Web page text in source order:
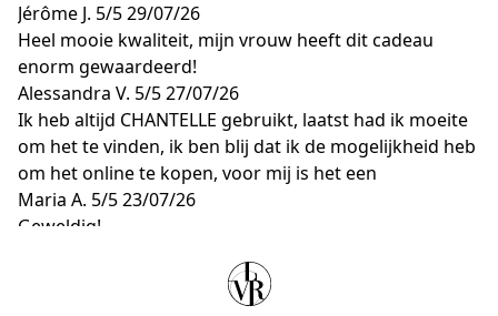
Jérôme J. 5/529/07/26
Heel mooie kwaliteit, mijn vrouw heeft dit cadeau
enorm gewaardeerd!
Alessandra V. 5/527/07/26
Ik heb altijd CHANTELLE gebruikt, laatst had ik moeite
om het te vinden, ik ben blij dat ik de mogelijkheid heb
om het online te kopen, voor mij is het een
Maria A. 5/523/07/26
Geweldig!
Heel goede ondersteuning.